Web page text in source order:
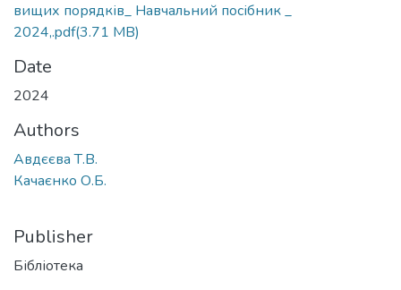
вищих порядків_ Навчальний посібник _
2024,.pdf(3.71 MB)
Date
2024
Authors
Авдєєва Т.В.
Качаєнко О.Б.
Publisher
Бібліотека